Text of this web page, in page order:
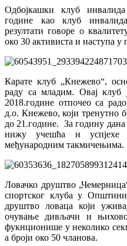
Одбојкашки клуб
године као клуб
резултати говоре о
око 30 активиста и наступа у
Карате клуб „Кнежево“,
раду са младим. Овај клуб
2018.године отпочео са
д.о. Кнежево, који тренутно
до 21.године. За годину
нижу учешћа и успјехе
међународним такмичењима.
Ловачко друштво
спортског клуба у
друштво ловаца који
очување дивљачи и
фукнционише у неколико
а броји око 50 чланова.